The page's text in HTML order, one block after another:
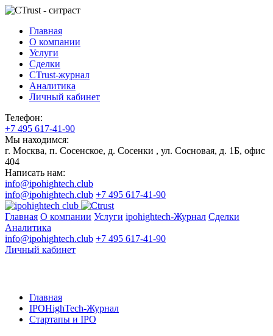
Главная
О компании
Услуги
Сделки
CTrust-журнал
Аналитика
Личный кабинет
Телефон:
+7 495 617-41-90
Мы находимся:
г. Москва, п. Сосенское, д. Сосенки , ул. Сосновая, д. 1Б, офис
404
Написать нам:
info@ipohightech.club
info@ipohightech.club +7 495 617-41-90
Главная О компании Услуги ipohightech-Журнал Сделки
Аналитика
info@ipohightech.club +7 495 617-41-90
Личный кабинет
Главная
IPOHighTech-Журнал
Стартапы и IPO